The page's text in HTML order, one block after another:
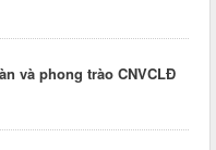
và phong trào CNVCLĐ